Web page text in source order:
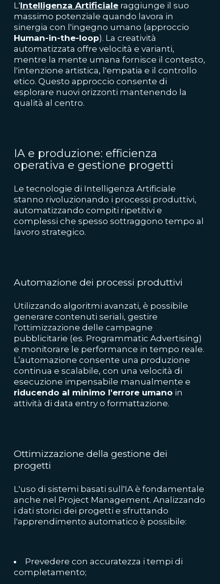
L'Intelligenza Artificiale raggiunge il suo
massimo potenziale quando lavora in
sinergia con l'ingegno umano (approccio
Human-in-the-loop). La creatività
automatizzata offre velocità e varianti,
mentre la mente umana fornisce il contesto,
l'intenzione artistica, l'empatia e il controllo
etico. Questo approccio consente di
esplorare nuovi orizzonti mantenendo la
qualità al centro.
IA e produzione: efficienza
operativa e gestione progetti
Le tecnologie di Intelligenza Artificiale
stanno rivoluzionando i processi produttivi,
automatizzando compiti ripetitivi e
complessi che spesso sottraggono tempo al
lavoro strategico.
Automazione dei processi produttivi
Utilizzando algoritmi avanzati, è possibile
generare contenuti seriali, gestire
l'ottimizzazione delle campagne
pubblicitarie (es. Programmatic Advertising)
e monitorare le performance in tempo reale.
L’automazione consente una produzione
continua e scalabile, con una velocità di
esecuzione impensabile manualmente e
riducendo al minimo l'errore umano in
attività di data entry o formattazione.
Ottimizzazione della gestione dei
progetti
L'uso di sistemi basati sull'IA è fondamentale
anche nel Project Management. Analizzando
i dati storici dei progetti e sfruttando
l'apprendimento automatico è possibile:
Prevedere con accuratezza i tempi di
completamento;